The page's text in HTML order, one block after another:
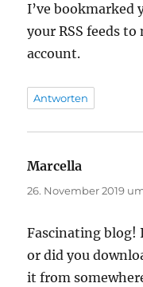
I’ve bookmarked
your RSS feeds to
account.
Antworten
Marcella
26. November 2019
Fascinating blog!
or did you
it from